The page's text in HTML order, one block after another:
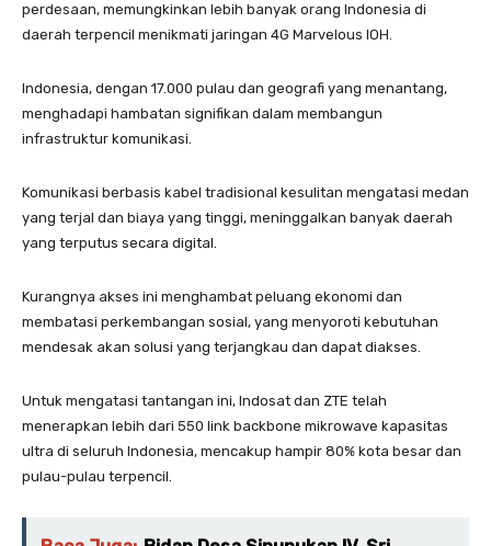
perdesaan, memungkinkan lebih banyak orang Indonesia di
daerah terpencil menikmati jaringan 4G Marvelous IOH.
Indonesia, dengan 17.000 pulau dan geografi yang menantang,
menghadapi hambatan signifikan dalam membangun
infrastruktur komunikasi.
Komunikasi berbasis kabel tradisional kesulitan mengatasi medan
yang terjal dan biaya yang tinggi, meninggalkan banyak daerah
yang terputus secara digital.
Kurangnya akses ini menghambat peluang ekonomi dan
membatasi perkembangan sosial, yang menyoroti kebutuhan
mendesak akan solusi yang terjangkau dan dapat diakses.
Untuk mengatasi tantangan ini, Indosat dan ZTE telah
menerapkan lebih dari 550 link backbone mikrowave kapasitas
ultra di seluruh Indonesia, mencakup hampir 80% kota besar dan
pulau-pulau terpencil.